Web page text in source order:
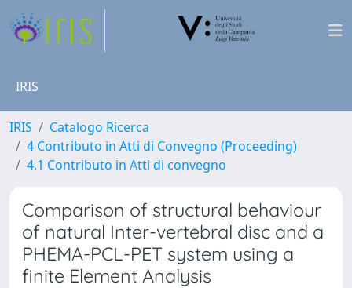
IRIS
IRIS
Catalogo Ricerca
4 Contributo in Atti di Convegno (Proceeding)
4.1 Contributo in Atti di convegno
Comparison of structural behaviour
of natural Inter-vertebral disc and a
PHEMA-PCL-PET system using a
finite Element Analysis